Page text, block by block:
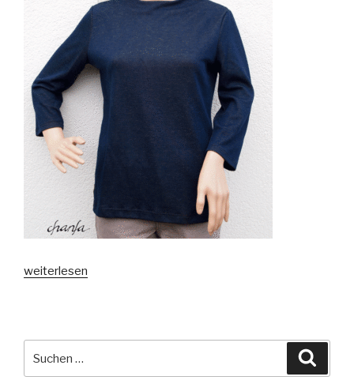
„Stella
weiterlesen
nach: